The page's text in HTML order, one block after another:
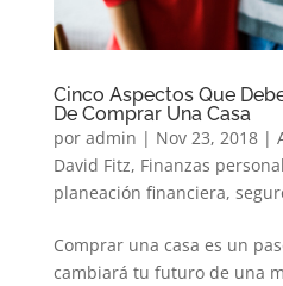
Cinco Aspectos Que
De Comprar Una Casa
por admin | Nov 23, 2018|
David Fitz, Finanzas
planeación financiera,
Comprar una casa es un
cambiará tu futuro de una